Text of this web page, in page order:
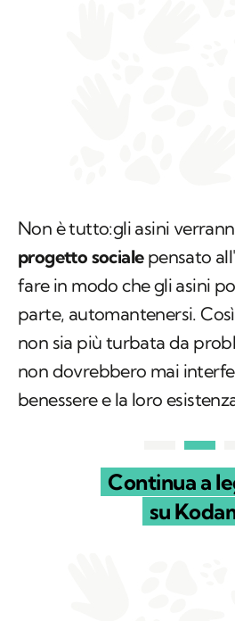
Non è tutto:gli asini
progetto socialepensato
fare in modo che gli asini
parte, automantenersi.
non sia più turbata da
non dovrebbero mai
benessere e la loro
Continua a
su